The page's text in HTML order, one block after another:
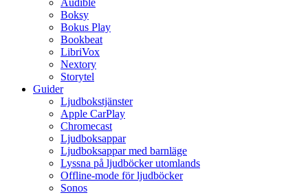
Audible
Boksy
Bokus Play
Bookbeat
LibriVox
Nextory
Storytel
Guider
Ljudbokstjänster
Apple CarPlay
Chromecast
Ljudboksappar
Ljudboksappar med barnläge
Lyssna på ljudböcker utomlands
Offline-mode för ljudböcker
Sonos